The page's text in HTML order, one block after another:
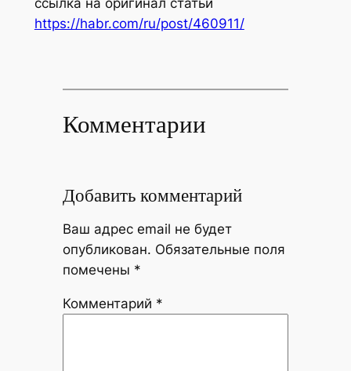
https://habr.com/ru/post/460911/
Комментарии
Добавить комментарий
Ваш адрес email не будет
опубликован. Обязательные поля
помечены *
Комментарий *